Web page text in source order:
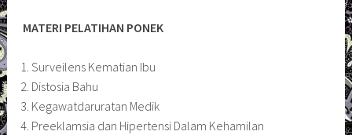
MATERI PELATIHAN PONEK
1. Surveilens Kematian Ibu
2. Distosia Bahu
3. Kegawatdaruratan Medik
4. Preeklamsia dan Hipertensi Dalam Kehamilan